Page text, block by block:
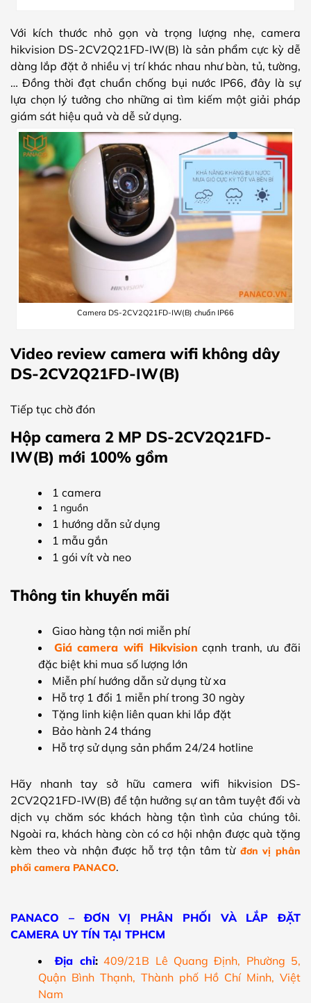
Với kích thước nhỏ gọn và trọng lượng nhẹ, camera
hikvision DS-2CV2Q21FD-IW(B) là sản phẩm cực kỳ dễ
dàng lắp đặt ở nhiều vị trí khác nhau như bàn, tủ, tường,
… Đồng thời đạt chuẩn chống bụi nước IP66, đây là sự
lựa chọn lý tưởng cho những ai tìm kiếm một giải pháp
giám sát hiệu quả và dễ sử dụng.
Camera DS-2CV2Q21FD-IW(B) chuẩn IP66
Video review camera wifi không dây
DS-2CV2Q21FD-IW(B)
Tiếp tục chờ đón
Hộp camera 2 MP DS-2CV2Q21FD-
IW(B) mới 100% gồm
1 camera
1 nguồn
1 hướng dẫn sử dụng
1 mẫu gắn
1 gói vít và neo
Thông tin khuyến mãi
Giao hàng tận nơi miễn phí
Giá camera wifi Hikvision cạnh tranh, ưu đãi
đặc biệt khi mua số lượng lớn
Miễn phí hướng dẫn sử dụng từ xa
Hỗ trợ 1 đổi 1 miễn phí trong 30 ngày
Tặng linh kiện liên quan khi lắp đặt
Bảo hành 24 tháng
Hỗ trợ sử dụng sản phẩm 24/24 hotline
Hãy nhanh tay sở hữucamera wifi hikvision DS-
2CV2Q21FD-IW(B) để tận hưởng sự an tâm tuyệt đối và
dịch vụ chăm sóc khách hàng tận tình của chúng tôi.
Ngoài ra, khách hàng còn có cơ hội nhận được quà tặng
kèm theo và nhận được hỗ trợ tận tâm từ đơn vị phân
phối camera PANACO.
PANACO – ĐƠN VỊ PHÂN PHỐI VÀ LẮP ĐẶT
CAMERA UY TÍN TẠI TPHCM
Địa chỉ: 409/21B Lê Quang Định, Phường 5,
Quận Bình Thạnh, Thành phố Hồ Chí Minh, Việt
Nam